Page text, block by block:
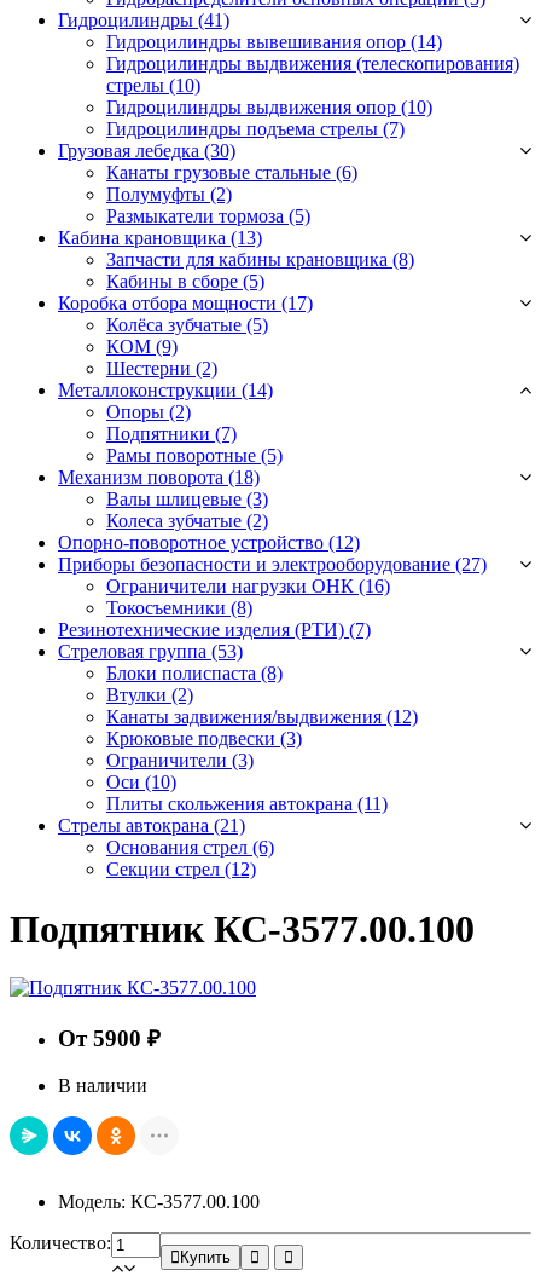
Гидроцилиндры (41)
Гидроцилиндры вывешивания опор (14)
Гидроцилиндры выдвижения (телескопирования)
стрелы (10)
Гидроцилиндры выдвижения опор (10)
Гидроцилиндры подъема стрелы (7)
Грузовая лебедка (30)
Канаты грузовые стальные (6)
Полумуфты (2)
Размыкатели тормоза (5)
Кабина крановщика (13)
Запчасти для кабины крановщика (8)
Кабины в сборе (5)
Коробка отбора мощности (17)
Колёса зубчатые (5)
КОМ (9)
Шестерни (2)
Металлоконструкции (14)
Опоры (2)
Подпятники (7)
Рамы поворотные (5)
Механизм поворота (18)
Валы шлицевые (3)
Колеса зубчатые (2)
Опорно-поворотное устройство (12)
Приборы безопасности и электрооборудование (27)
Ограничители нагрузки ОНК (16)
Токосъемники (8)
Резинотехнические изделия (РТИ) (7)
Стреловая группа (53)
Блоки полиспаста (8)
Втулки (2)
Канаты задвижения/выдвижения (12)
Крюковые подвески (3)
Ограничители (3)
Оси (10)
Плиты скольжения автокрана (11)
Стрелы автокрана (21)
Основания стрел (6)
Секции стрел (12)
Подпятник КС-3577.00.100
От 5900 ₽
В наличии
Модель: КС-3577.00.100
Количество:
Купить